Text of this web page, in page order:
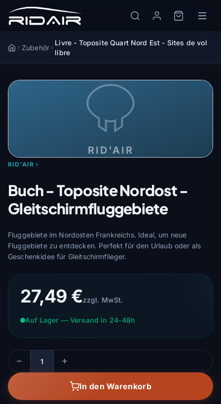
AccueilZubehör
Livre - Toposite Quart Nord Est - Sites de vol
libre
RID'AIR
RID'AIR
Buch - Toposite Nordost -
Gleitschirmfluggebiete
Fluggebiete im Nordosten Frankreichs. Ideal, um neue
Fluggebiete zu entdecken. Perfekt für den Urlaub oder als
Geschenkidee für Gleitschirmflieger.
27,49 €zzgl. MwSt.
Auf Lager — Versand in 24-48h
Menge
In den Warenkorb